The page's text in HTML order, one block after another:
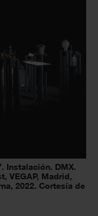
Instalación. DMX.
VEGAP, Madrid,
2022. Cortesía de